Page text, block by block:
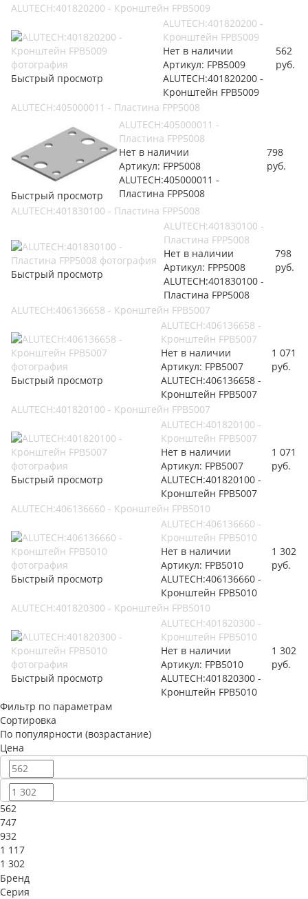
ALUTECH:401820200 - Кронштейн FPB5009
Быстрый просмотр
ALUTECH:401820200 -
Кронштейн FPB5009
Нет в наличии
Артикул: FPB5009
ALUTECH:401820200 -
Кронштейн FPB5009
562
руб.
ALUTECH:405000011 - Пластина FPP5008
Быстрый просмотр
ALUTECH:405000011 -
Пластина FPP5008
Нет в наличии
Артикул: FPP5008
ALUTECH:405000011 -
Пластина FPP5008
798
руб.
ALUTECH:401830100 - Пластина FPP5008
Быстрый просмотр
ALUTECH:401830100 -
Пластина FPP5008
Нет в наличии
Артикул: FPP5008
ALUTECH:401830100 -
Пластина FPP5008
798
руб.
ALUTECH:406136658 - Кронштейн FPB5007
Быстрый просмотр
ALUTECH:406136658 -
Кронштейн FPB5007
Нет в наличии
Артикул: FPB5007
ALUTECH:406136658 -
Кронштейн FPB5007
1 071
руб.
ALUTECH:401820100 - Кронштейн FPB5007
Быстрый просмотр
ALUTECH:401820100 -
Кронштейн FPB5007
Нет в наличии
Артикул: FPB5007
ALUTECH:401820100 -
Кронштейн FPB5007
1 071
руб.
ALUTECH:406136660 - Кронштейн FPB5010
Быстрый просмотр
ALUTECH:406136660 -
Кронштейн FPB5010
Нет в наличии
Артикул: FPB5010
ALUTECH:406136660 -
Кронштейн FPB5010
1 302
руб.
ALUTECH:401820300 - Кронштейн FPB5010
Быстрый просмотр
ALUTECH:401820300 -
Кронштейн FPB5010
Нет в наличии
Артикул: FPB5010
ALUTECH:401820300 -
Кронштейн FPB5010
1 302
руб.
Фильтр по параметрам
Сортировка
По популярности (возрастание)
Цена
562
747
932
1 117
1 302
Бренд
Серия